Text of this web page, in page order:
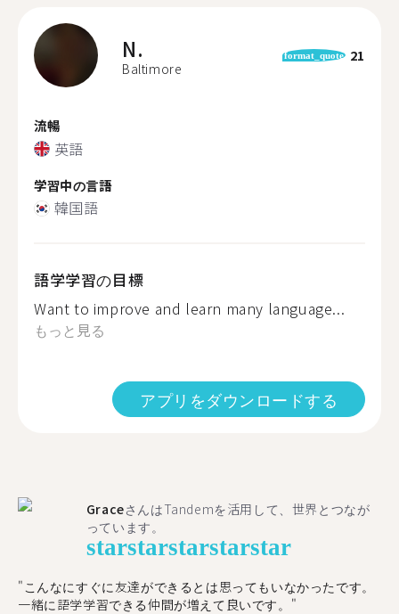
N.
Baltimore
format_quote 21
流暢
英語
学習中の言語
韓国語
語学学習の目標
Want to improve and learn many language...
もっと見る
アプリをダウンロードする
GraceさんはTandemを活用して、世界とつなが
っています。
starstarstarstarstar
"こんなにすぐに友達ができるとは思ってもいなかったです。
一緒に語学学習できる仲間が増えて良いです。"